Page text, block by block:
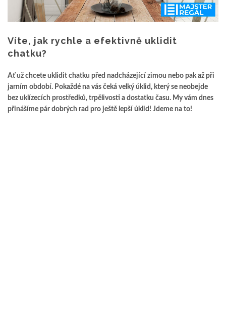
Víte, jak rychle a efektivně uklidit
chatku?
Ať už chcete uklidit chatku před nadcházející zimou nebo pak až při
jarním období. Pokaždé na vás čeká velký úklid, který se neobejde
bez uklízecích prostředků, trpělivosti a dostatku času. My vám dnes
přinášíme pár dobrých rad pro ještě lepší úklid! Jdeme na to!